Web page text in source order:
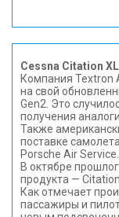
Cessna Citation
Компания Textron
на свой
Gen2. Это
получения
Также
поставке
Porsche Air Service.
В октябре
продукта —
Как отмечает
пассажиры и